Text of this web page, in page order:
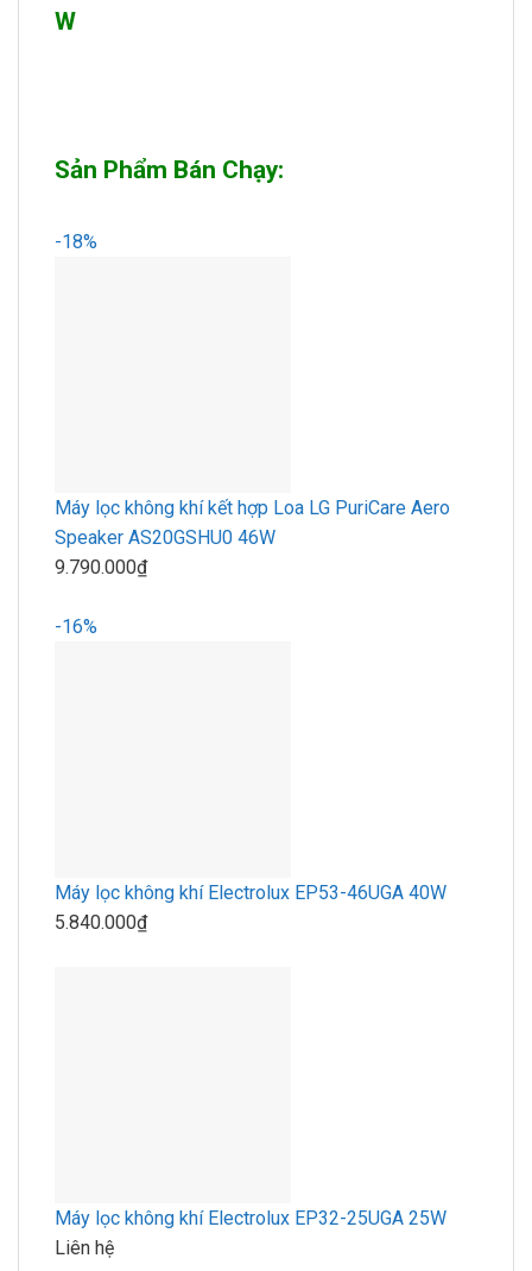
W
Sản Phẩm Bán Chạy:
-18%
Máy lọc không khí kết hợp Loa LG PuriCare Aero
Speaker AS20GSHU0 46W
9.790.000₫
-16%
Máy lọc không khí Electrolux EP53-46UGA 40W
5.840.000₫
Máy lọc không khí Electrolux EP32-25UGA 25W
Liên hệ